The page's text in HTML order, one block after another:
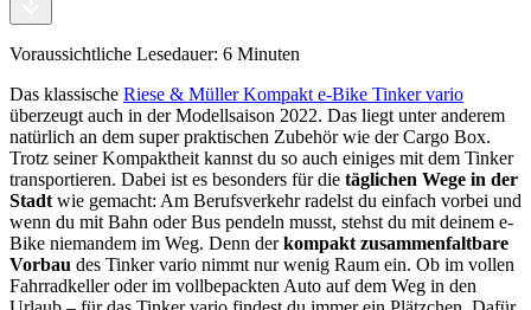
Voraussichtliche Lesedauer: 6 Minuten
Das klassische Riese & Müller Kompakt e-Bike Tinker vario
überzeugt auch in der Modellsaison 2022. Das liegt unter anderem
natürlich an dem super praktischen Zubehör wie der Cargo Box.
Trotz seiner Kompaktheit kannst du so auch einiges mit dem Tinker
transportieren. Dabei ist es besonders für die täglichen Wege in der
Stadt wie gemacht: Am Berufsverkehr radelst du einfach vorbei und
wenn du mit Bahn oder Bus pendeln musst, stehst du mit deinem e-
Bike niemandem im Weg. Denn derkompakt zusammenfaltbare
Vorbau des Tinker vario nimmt nur wenig Raum ein. Ob im vollen
Fahrradkeller oder im vollbepackten Auto auf dem Weg in den